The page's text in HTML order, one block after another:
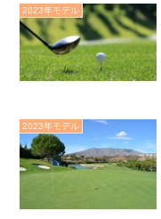
2023年モデル
2023年モデル